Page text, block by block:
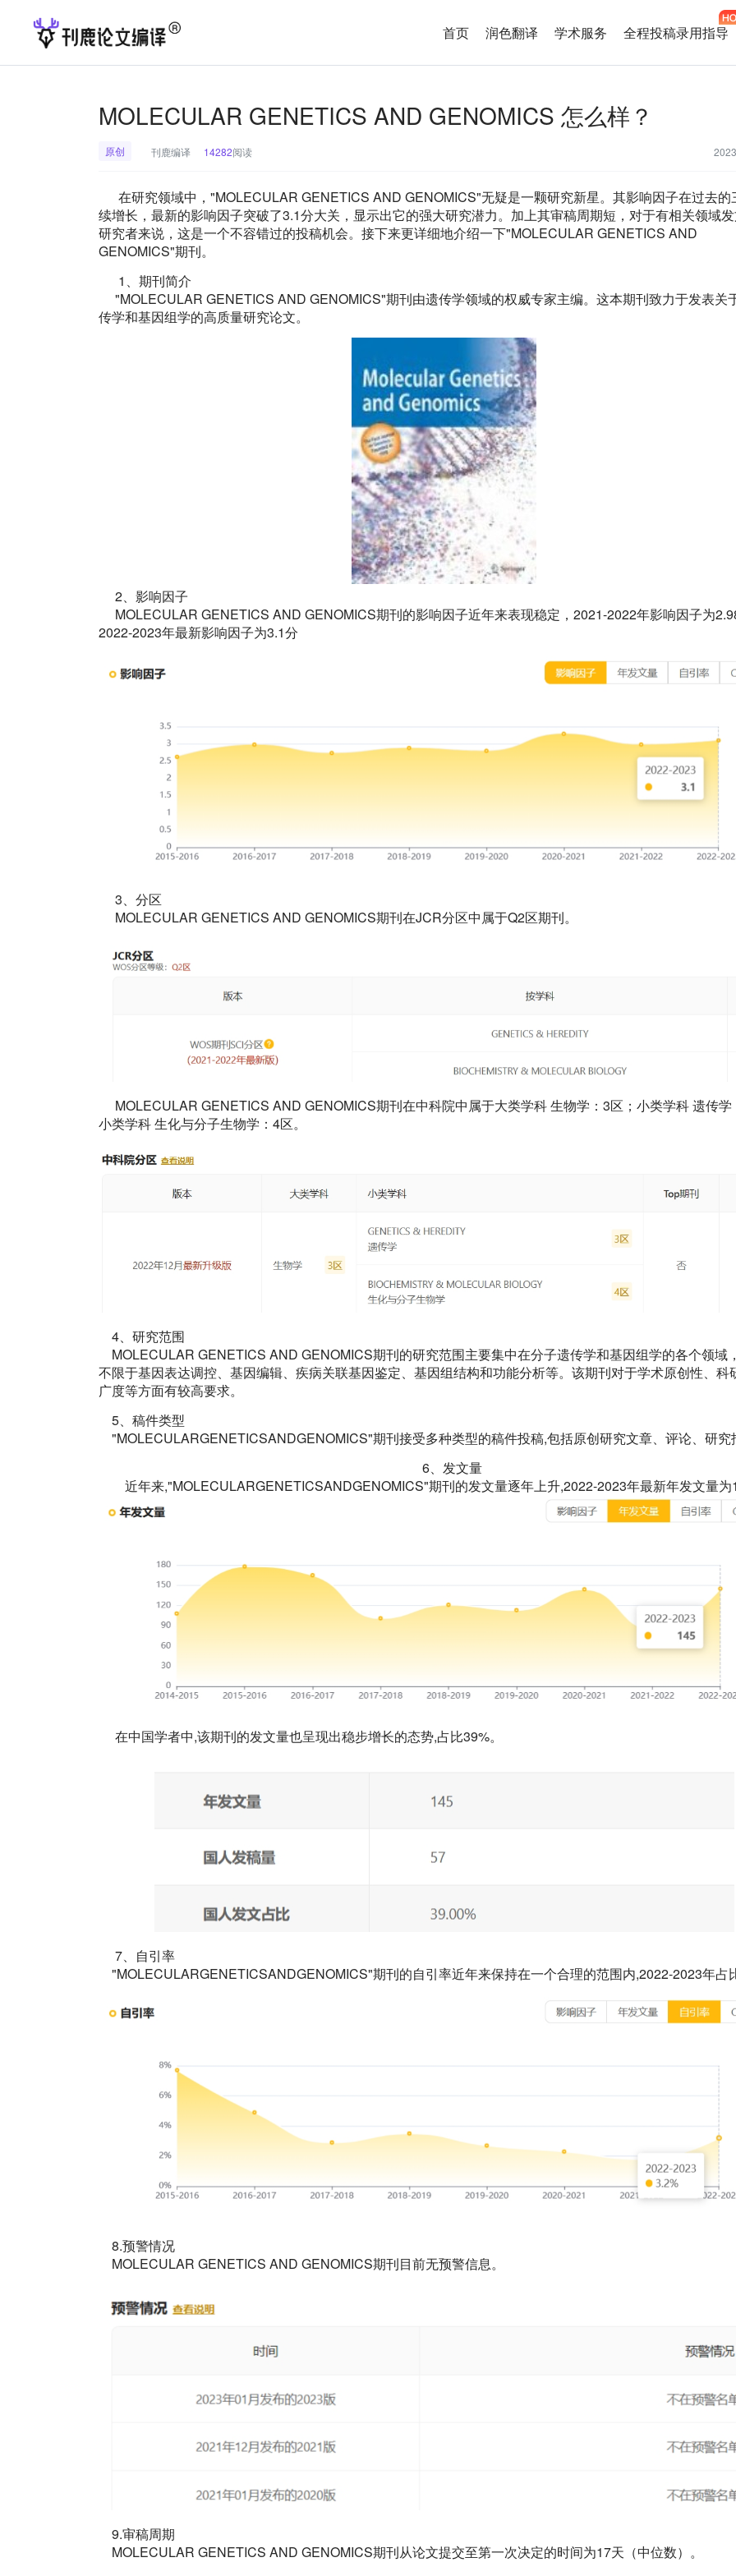
首页 润色翻译 学术服务 全程投稿录用指导
MOLECULAR GENETICS AND GENOMICS 怎么样？
原创 刊鹿编译 14282阅读
在研究领域中，"MOLECULAR GENETICS AND GENOMICS"无疑是一颗研究新星。其影响因子在过去的
续增长，最新的影响因子突破了3.1分大关，显示出它的强大研究潜力。加上其审稿周期短，对于有相关领域
研究者来说，这是一个不容错过的投稿机会。接下来更详细地介绍一下"MOLECULAR GENETICS AND
GENOMICS"期刊。
1、期刊简介
"MOLECULAR GENETICS AND GENOMICS"期刊由遗传学领域的权威专家主编。这本期刊致力于发表关
传学和基因组学的高质量研究论文。
2、影响因子
MOLECULAR GENETICS AND GENOMICS期刊的影响因子近年来表现稳定，2021-2022年影响因子为
2022-2023年最新影响因子为3.1分
3、分区
MOLECULAR GENETICS AND GENOMICS期刊在JCR分区中属于Q2区期刊。
MOLECULAR GENETICS AND GENOMICS期刊在中科院中属于大类学科 生物学：3区；小类学科 遗传学
小类学科 生化与分子生物学：4区。
4、研究范围
MOLECULAR GENETICS AND GENOMICS期刊的研究范围主要集中在分子遗传学和基因组学的各个领域
不限于基因表达调控、基因编辑、疾病关联基因鉴定、基因组结构和功能分析等。该期刊对于学术原创性、科
广度等方面有较高要求。
5、稿件类型
"MOLECULARGENETICSANDGENOMICS"期刊接受多种类型的稿件投稿,包括原创研究文章、评论、研究
6、发文量
近年来,"MOLECULARGENETICSANDGENOMICS"期刊的发文量逐年上升,2022-2023年最新年发文量为
在中国学者中,该期刊的发文量也呈现出稳步增长的态势,占比39%。
7、自引率
"MOLECULARGENETICSANDGENOMICS"期刊的自引率近年来保持在一个合理的范围内,2022-2023年占
8.预警情况
MOLECULAR GENETICS AND GENOMICS期刊目前无预警信息。
9.审稿周期
MOLECULAR GENETICS AND GENOMICS期刊从论文提交至第一次决定的时间为17天（中位数）。